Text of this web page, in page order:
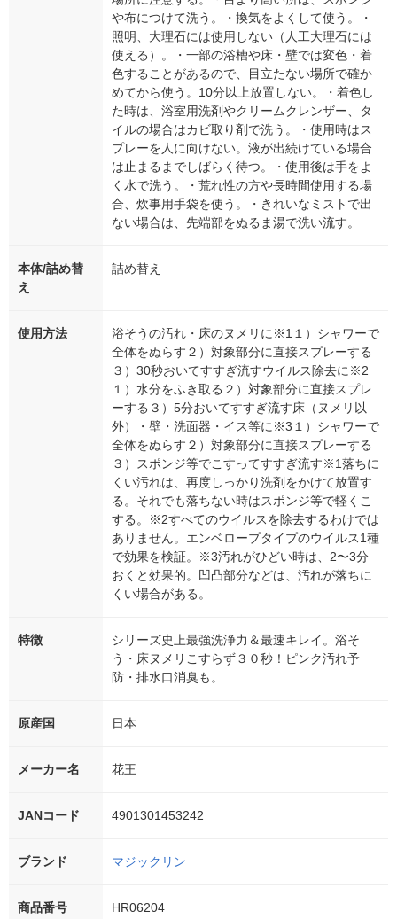
や布につけて洗う。・換気をよくして使う。・
照明、大理石には使用しない（人工大理石には
使える）。・一部の浴槽や床・壁では変色・着
色することがあるので、目立たない場所で確か
めてから使う。10分以上放置しない。・着色し
た時は、浴室用洗剤やクリームクレンザー、タ
イルの場合はカビ取り剤で洗う。・使用時はス
プレーを人に向けない。液が出続けている場合
は止まるまでしばらく待つ。・使用後は手をよ
く水で洗う。・荒れ性の方や長時間使用する場
合、炊事用手袋を使う。・きれいなミストで出
ない場合は、先端部をぬるま湯で洗い流す。
本体/詰め替
え
詰め替え
使用方法
浴そうの汚れ・床のヌメリに※1１）シャワーで
全体をぬらす２）対象部分に直接スプレーする
３）30秒おいてすすぎ流すウイルス除去に※2
１）水分をふき取る２）対象部分に直接スプレ
ーする３）5分おいてすすぎ流す床（ヌメリ以
外）・壁・洗面器・イス等に※3１）シャワーで
全体をぬらす２）対象部分に直接スプレーする
３）スポンジ等でこすってすすぎ流す※1落ちに
くい汚れは、再度しっかり洗剤をかけて放置す
る。それでも落ちない時はスポンジ等で軽くこ
する。※2すべてのウイルスを除去するわけでは
ありません。エンベロープタイプのウイルス1種
で効果を検証。※3汚れがひどい時は、2〜3分
おくと効果的。凹凸部分などは、汚れが落ちに
くい場合がある。
特徴
シリーズ史上最強洗浄力＆最速キレイ。浴そ
う・床ヌメリこすらず３０秒！ピンク汚れ予
防・排水口消臭も。
原産国 日本
メーカー名 花王
JANコード 4901301453242
ブランド マジックリン
商品番号 HR06204